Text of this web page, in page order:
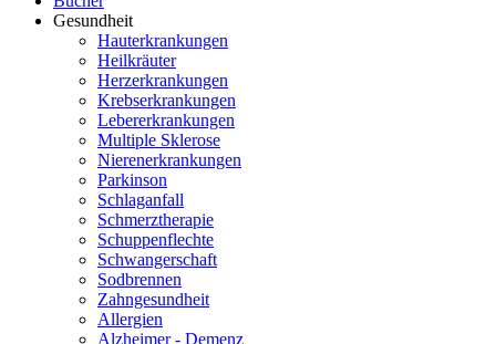
Gesundheit
Hauterkrankungen
Heilkräuter
Herzerkrankungen
Krebserkrankungen
Lebererkrankungen
Multiple Sklerose
Nierenerkrankungen
Parkinson
Schlaganfall
Schmerztherapie
Schuppenflechte
Schwangerschaft
Sodbrennen
Zahngesundheit
Allergien
Alzheimer - Demenz